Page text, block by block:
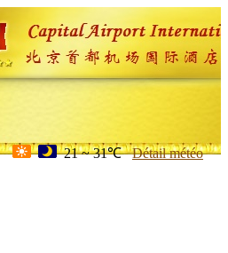
21 ~ 31℃ Détail météo